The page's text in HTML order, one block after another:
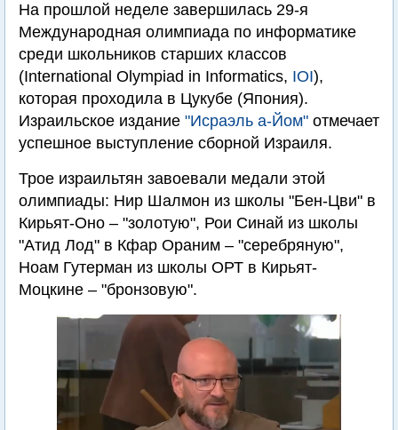
На прошлой неделе завершилась 29-я
Международная олимпиада по информатике
среди школьников старших классов
(International Olympiad in Informatics, IOI),
которая проходила в Цукубе (Япония).
Израильское издание "Исраэль а-Йом" отмечает
успешное выступление сборной Израиля.
Трое израильтян завоевали медали этой
олимпиады: Нир Шалмон из школы "Бен-Цви" в
Кирьят-Оно – "золотую", Рои Синай из школы
"Атид Лод" в Кфар Ораним – "серебряную",
Ноам Гутерман из школы ОРТ в Кирьят-
Моцкине – "бронзовую".